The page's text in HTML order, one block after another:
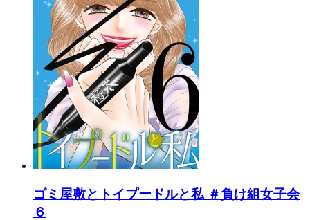
ゴミ屋敷とトイプードルと私 ＃負け組女子会
６